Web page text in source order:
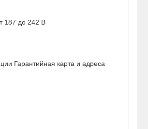
187 до 242 В
Гарантийная карта и адреса